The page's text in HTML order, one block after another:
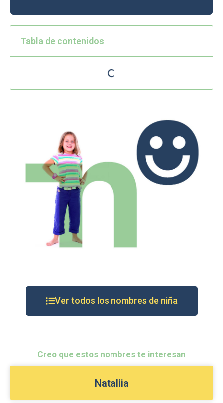
Tabla de contenidos
Ver todos los nombres de niña
Creo que estos nombres te interesan
Nataliia